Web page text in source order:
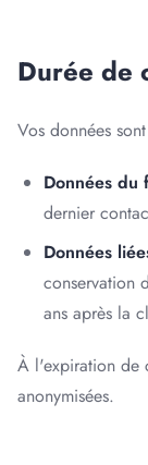
Durée de
Vos données
Données du
dernier
Données
conservation
ans après la
À l'expiration de
anonymisées.